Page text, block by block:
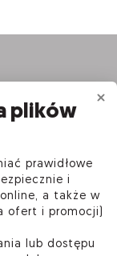
plików
prawidłowe
i
a także w
ofert i promocji)
lub dostępu